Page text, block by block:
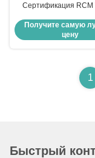
Сертификация RCM
Получите самую
цену
1
Быстрый